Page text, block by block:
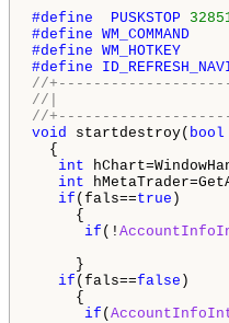
#define  PUSKSTOP
#define
#define
#define
//
//|
//
void
startdestroy( bool
{
int
int
if (fals==true )
{
if (!
}
if (fals==false )
{
if (